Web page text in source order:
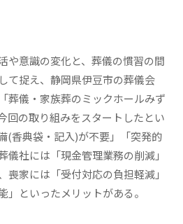
や意識の変化と、葬儀の慣習の間
て捉え、静岡県伊豆市の葬儀会
葬儀・家族葬のミックホールみず
回の取り組みをスタートしたとい
(香典袋・記入)が不要」「突発的
儀社には「現金管理業務の削減」
喪家には「受付対応の負担軽減」
」といったメリットがある。